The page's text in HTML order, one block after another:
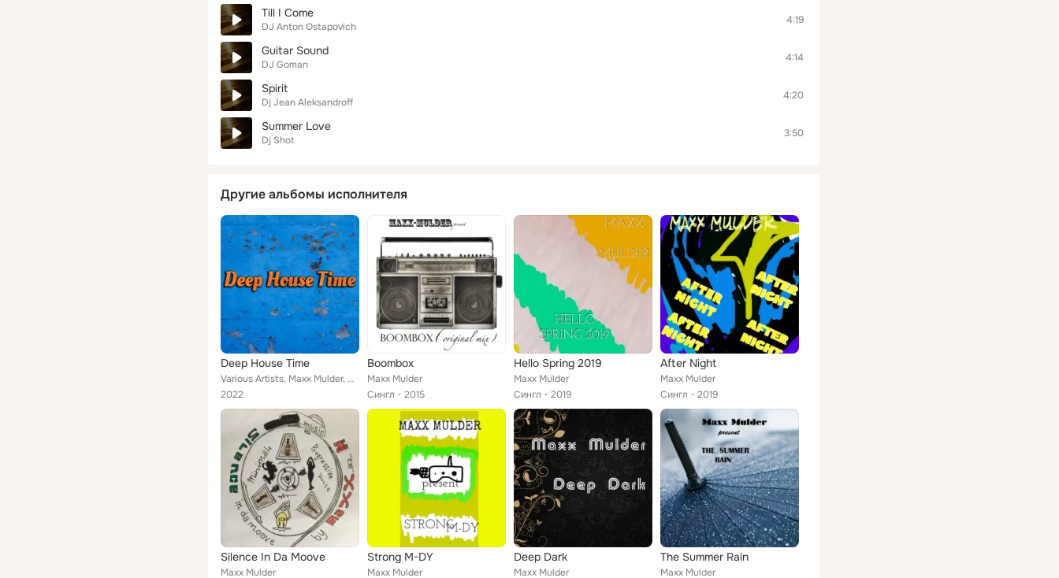
Till I Come
DJ Anton Ostapovich
4:19
Guitar Sound
DJ Goman
4:14
Spirit
Dj Jean Aleksandroff
4:20
Summer Love
Dj Shot
3:50
Другие альбомы исполнителя
Deep House Time
Various Artists, Maxx Mulder, Roman Depthsound, Nick Corleone, The Meals, Max Ganus, Dreaman, Schneider Electric, My Name Is Urb...
2022
Boombox
Maxx Mulder
Сингл
2015
Hello Spring 2019
Maxx Mulder
Сингл
2019
After Night
Maxx Mulder
Сингл
2019
Silence In Da Moove
Maxx Mulder
Strong M-DY
Maxx Mulder
Deep Dark
Maxx Mulder
The Summer Rain
Maxx Mulder